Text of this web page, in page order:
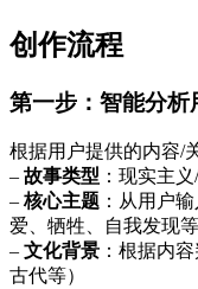
创作流程
第一步：智能分析
根据用户提供的内容/
– 故事类型 ：现实主
– 核心主题 ：从用户
爱、牺牲、自我发现等
– 文化背景 ：根据内
古代等）